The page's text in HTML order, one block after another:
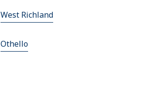
West Richland
Othello